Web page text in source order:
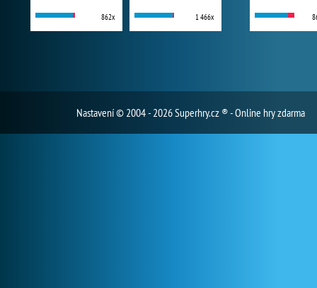
862x 1 466x
Nastavení© 2004 - 2026 Superhry.cz ® - Online hry zdarma